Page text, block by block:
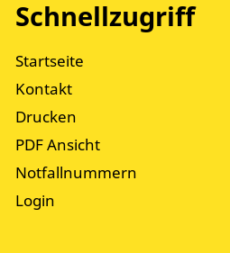
Schnellzugriff
Startseite
Kontakt
Drucken
PDF Ansicht
Notfallnummern
Login